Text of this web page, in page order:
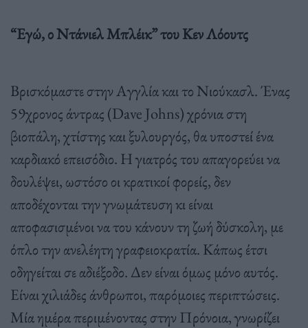
“Eγώ, ο Ντάνιελ Μπλέικ” του Κεν Λόουτς
Βρισκόμαστε στην Αγγλία και το Νιούκασλ. Ένας
59χρονος άντρας (Dave Johns) χρόνια στη
βιοπάλη, χτίστης και ξυλουργός, θα υποστεί ένα
καρδιακό επεισόδιο. Η γιατρός του απαγορεύει να
δουλέψει, ωστόσο οι κρατικοί φορείς, δεν
αποδέχονται την γνωμάτευση κι είναι
αποφασισμένοι να του κάνουν τη ζωή δύσκολη, με
όπλο την ανελέητη γραφειοκρατία. Κάπως έτσι
οδηγείται σε αδιέξοδο. Δεν είναι όμως μόνο αυτός.
Είναι χιλιάδες άνθρωποι, παρόμοιες περιπτώσεις.
Μία ημέρα περιμένοντας στην Πρόνοια, γνωρίζει